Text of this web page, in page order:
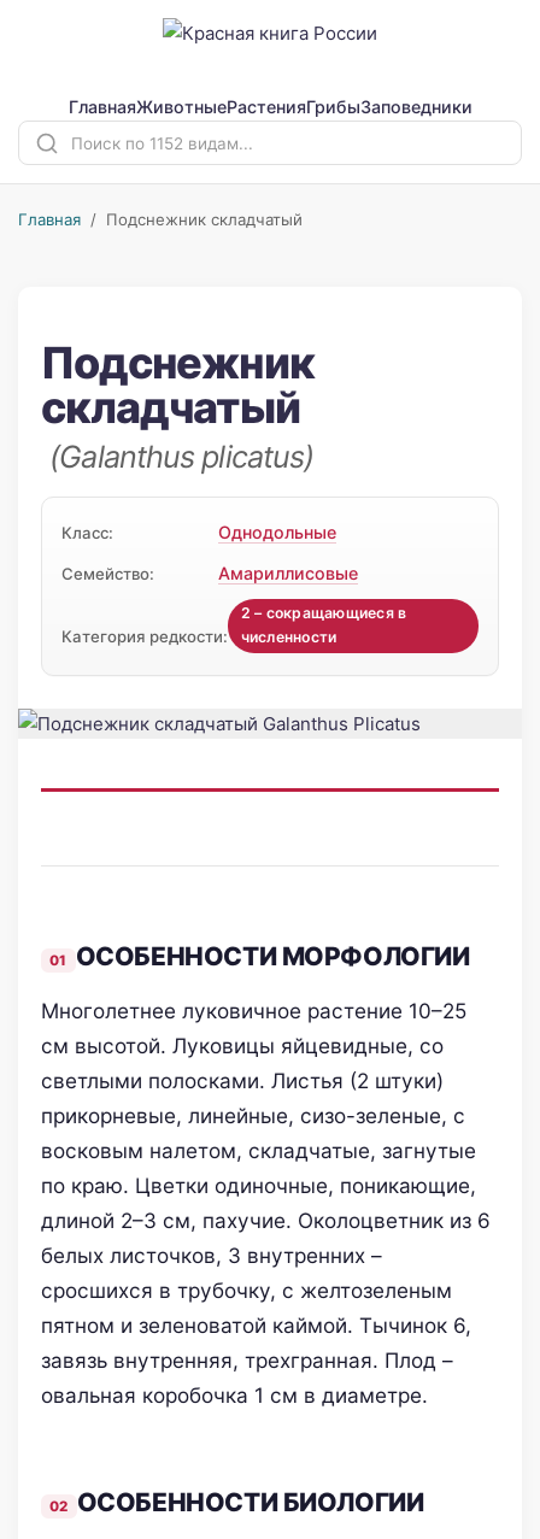
ГлавнаяЖивотныеРастенияГрибыЗаповедники
Главная / Подснежник складчатый
Подснежник
складчатый
(Galanthus plicatus)
Класс: Однодольные
Семейство: Амариллисовые
Категория редкости:
2 – сокращающиеся в
численности
ОСОБЕННОСТИ МОРФОЛОГИИ
Многолетнее луковичное растение 10–25
см высотой. Луковицы яйцевидные, со
светлыми полосками. Листья (2 штуки)
прикорневые, линейные, сизо-зеленые, с
восковым налетом, складчатые, загнутые
по краю. Цветки одиночные, поникающие,
длиной 2–3 см, пахучие. Околоцветник из 6
белых листочков, 3 внутренних –
сросшихся в трубочку, с желтозеленым
пятном и зеленоватой каймой. Тычинок 6,
завязь внутренняя, трехгранная. Плод –
овальная коробочка 1 см в диаметре.
ОСОБЕННОСТИ БИОЛОГИИ